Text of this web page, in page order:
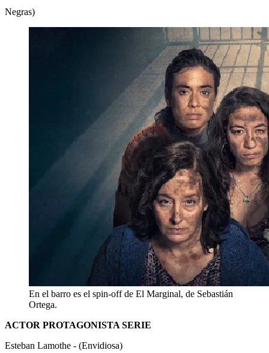
Negras)
En el barro es el spin-off de El Marginal, de Sebastián
Ortega.
ACTOR PROTAGONISTA SERIE
Esteban Lamothe - (Envidiosa)